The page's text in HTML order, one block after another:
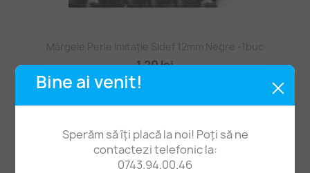
Bine ai venit!
Sperăm să îți placă la noi! Poți să ne
contactezi telefonic la:
0743.94.00.46
Mărgele Perle Imitație Sidef 12mm Negre -1buc
1,20 lei